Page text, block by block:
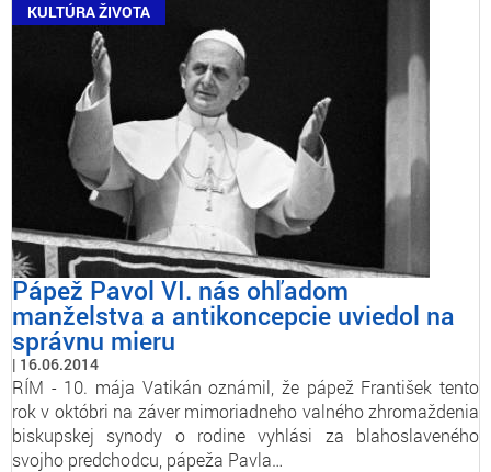
KULTÚRA ŽIVOTA
Pápež Pavol VI. nás ohľadom
manželstva a antikoncepcie uviedol na
správnu mieru
16.06.2014
RÍM - 10. mája Vatikán oznámil, že pápež František tento
rok v októbri na záver mimoriadneho valného zhromaždenia
biskupskej synody o rodine vyhlási za blahoslaveného
svojho predchodcu, pápeža Pavla…